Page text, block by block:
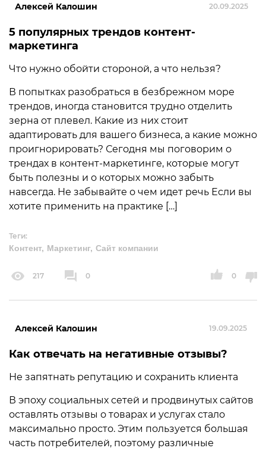
Алексей Калошин 20.09.2025
5 популярных трендов контент-
маркетинга
Что нужно обойти стороной, а что нельзя?
В попытках разобраться в безбрежном море
трендов, иногда становится трудно отделить
зерна от плевел. Какие из них стоит
адаптировать для вашего бизнеса, а какие можно
проигнорировать? Сегодня мы поговорим о
трендах в контент-маркетинге, которые могут
быть полезны и о которых можно забыть
навсегда. Не забывайте о чем идет речь Если вы
хотите применить на практике […]
Теги:
Контент Маркетинг Сайт компании
217 0 0
Алексей Калошин 19.09.2025
Как отвечать на негативные отзывы?
Не запятнать репутацию и сохранить клиента
В эпоху социальных сетей и продвинутых сайтов
оставлять отзывы о товарах и услугах стало
максимально просто. Этим пользуется большая
часть потребителей, поэтому различные